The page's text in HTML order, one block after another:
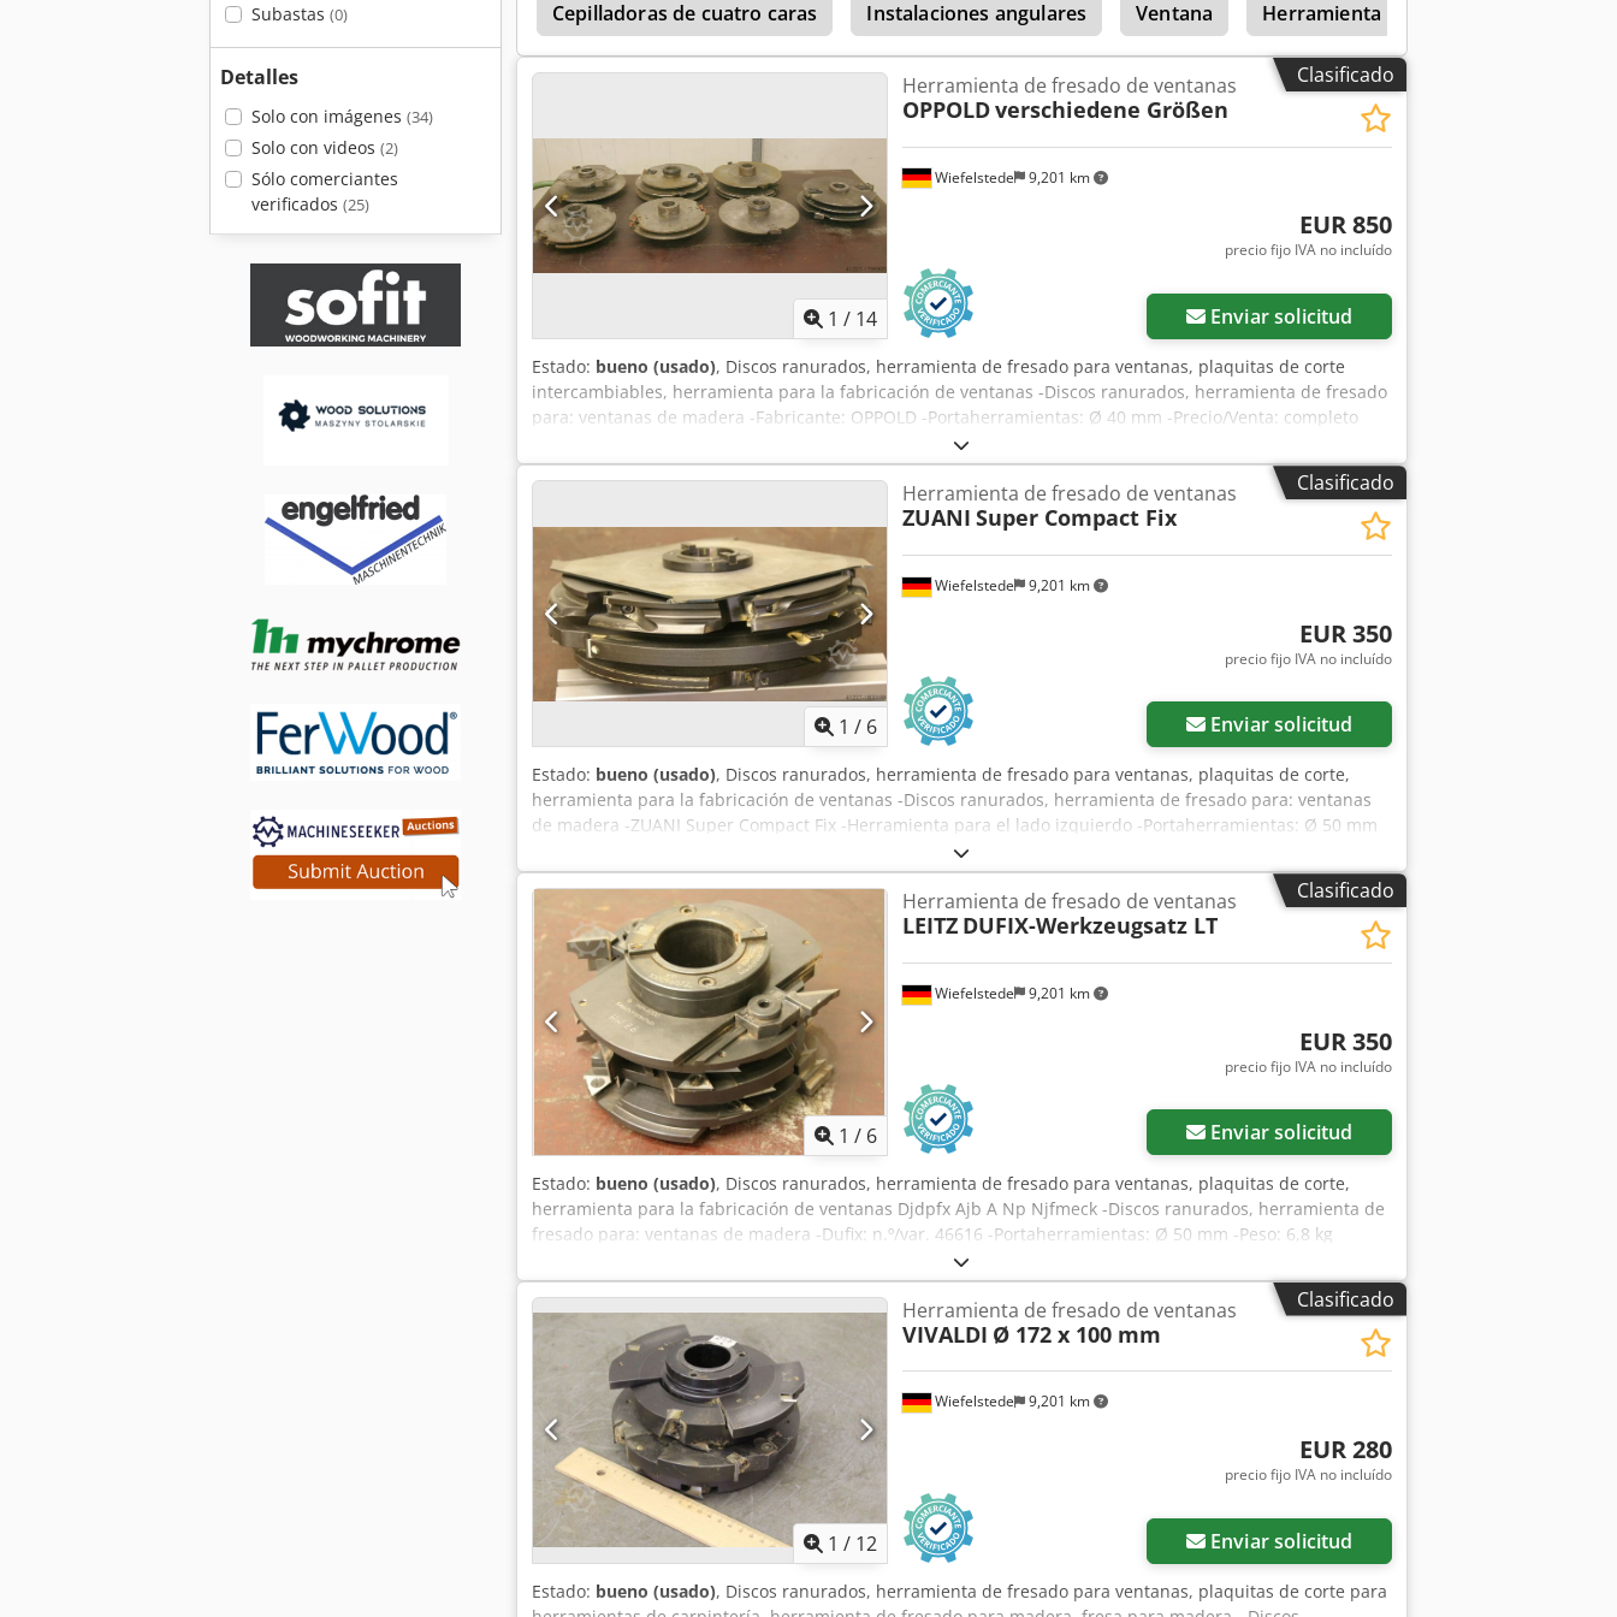
Subastas (0)
Detalles
Solo con imágenes (34)
Solo con videos (2)
Sólo comerciantes
verificados (25)
Cepilladoras de cuatro caras
Instalaciones angulares Ventana Herramienta De Construcción De
Espigadora
Clasificado
1 / 14
Wiefelstede 9,201 km
Herramienta de fresado de ventanas
OPPOLDverschiedene Größen
EUR 850
precio fijo IVA no incluído
Enviar solicitud
Estado: bueno (usado), Discos ranurados, herramienta de fresado para ventanas, plaquitas de corte
intercambiables, herramienta para la fabricación de ventanas -Discos ranurados, herramienta de fresado
para: ventanas de madera -Fabricante: OPPOLD -Portaherramientas: Ø 40 mm -Precio/Venta: completo
Dcodpfxsb A I Hlj Afmek -Cantidad: 1 palé de herramientas, varios tamaños -Peso: 46 kg
Clasificado
1 / 6
Wiefelstede 9,201 km
Herramienta de fresado de ventanas
ZUANI Super Compact Fix
EUR 350
precio fijo IVA no incluído
Enviar solicitud
Estado: bueno (usado), Discos ranurados, herramienta de fresado para ventanas, plaquitas de corte,
herramienta para la fabricación de ventanas -Discos ranurados, herramienta de fresado para: ventanas
de madera -ZUANI Super Compact Fix -Herramienta para el lado izquierdo -Portaherramientas: Ø 50 mm
Clasificado
1 / 6
Wiefelstede 9,201 km
Herramienta de fresado de ventanas
LEITZ DUFIX-Werkzeugsatz LT
EUR 350
precio fijo IVA no incluído
Enviar solicitud
Estado: bueno (usado), Discos ranurados, herramienta de fresado para ventanas, plaquitas de corte,
herramienta para la fabricación de ventanas Djdpfx Ajb A Np Njfmeck -Discos ranurados, herramienta de
fresado para: ventanas de madera -Dufix: n.º/var. 46616 -Portaherramientas: Ø 50 mm -Peso: 6,8 kg
Clasificado
1 / 12
Wiefelstede 9,201 km
Herramienta de fresado de ventanas
VIVALDI Ø 172 x 100 mm
EUR 280
precio fijo IVA no incluído
Enviar solicitud
Estado: bueno (usado), Discos ranurados, herramienta de fresado para ventanas, plaquitas de corte para